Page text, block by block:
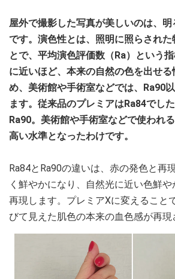
屋外で撮影した写真が美しいのは、明
です。演色性とは、照明に照らされ
とで、平均演色評価数（Ra）という
に近いほど、本来の自然の色を出せ
め、美術館や手術室などでは、Ra90
ます。従来品のプレミアはRa84でし
Ra90。美術館や手術室などで使われ
高い水準となったわけです。
Ra84とRa90の違いは、赤の発色と再
く鮮やかになり、自然光に近い色鮮
再現します。プレミアXに変えること
びて見えた肌色の本来の血色感が再現